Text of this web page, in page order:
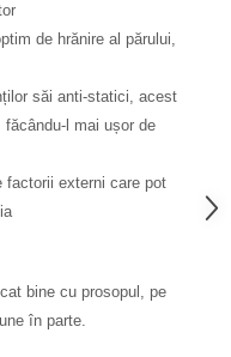
de hrănire al părului,
săi anti-statici, acest
l mai ușor de
factorii externi care pot
bine cu prosopul, pe
în parte.